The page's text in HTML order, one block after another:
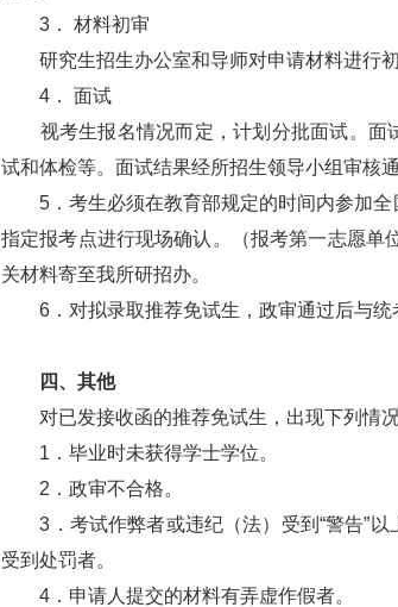
3． 材料初审
研究生招生办公室和导师对申请材料进行初
4． 面试
视考生报名情况而定，计划分批面试。面
试和体检等。面试结果经所招生领导小组审核
5．考生必须在教育部规定的时间内参加全
指定报考点进行现场确认。（报考第一志愿单
关材料寄至我所研招办。
6．对拟录取推荐免试生，政审通过后与统
四、其他
对已发接收函的推荐免试生，出现下列情况
1．毕业时未获得学士学位。
2．政审不合格。
3．考试作弊者或违纪（法）受到“警告”以
受到处罚者。
4．申请人提交的材料有弄虚作假者。